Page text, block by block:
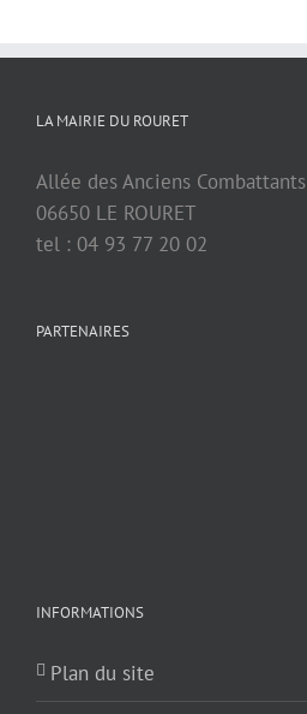
LA MAIRIE DU ROURET
Allée des Anciens Combattants
06650 LE ROURET
tel : 04 93 77 20 02
PARTENAIRES
INFORMATIONS
Plan du site